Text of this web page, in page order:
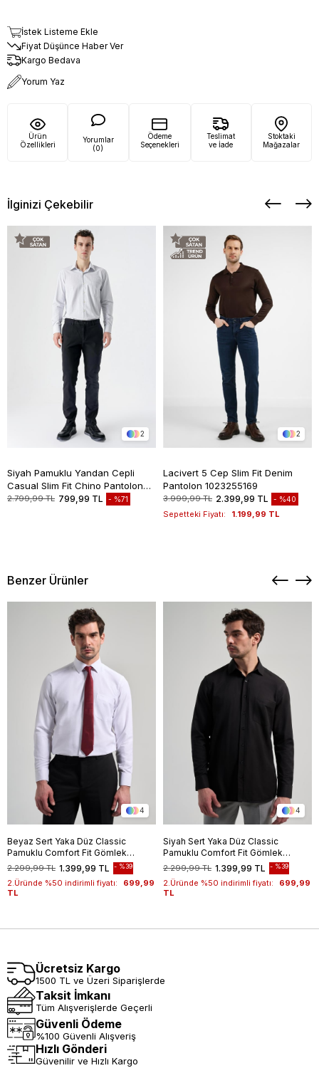
İstek Listeme Ekle
Fiyat Düşünce Haber Ver
Kargo Bedava
Yorum Yaz
Ürün
Özellikleri
Yorumlar
(0)
Ödeme
Seçenekleri
Teslimat
ve İade
Stoktaki
Mağazalar
İlginizi Çekebilir
2
Siyah Pamuklu Yandan Cepli
Casual Slim Fit Chino Pantolon
1003235117
2.799,99 TL 799,99 TL %71
2
Lacivert 5 Cep Slim Fit Denim
Pantolon 1023255169
3.999,99 TL 2.399,99 TL %40
Sepetteki Fiyatı: 1.199,99 TL
Benzer Ürünler
4
Beyaz Sert Yaka Düz Classic
Pamuklu Comfort Fit Gömlek
1004250213 1.399,99 TL
2.299,99 TL %39
2.Üründe %50 indirimli fiyatı:
699,99
TL
4
Siyah Sert Yaka Düz Classic
Pamuklu Comfort Fit Gömlek
1004250213 1.399,99 TL
2.299,99 TL %39
2.Üründe %50 indirimli fiyatı:
699,99
TL
Ücretsiz Kargo
1500 TL ve Üzeri Siparişlerde
Taksit İmkanı
Tüm Alışverişlerde Geçerli
Güvenli Ödeme
%100 Güvenli Alışveriş
Hızlı Gönderi
Güvenilir ve Hızlı Kargo